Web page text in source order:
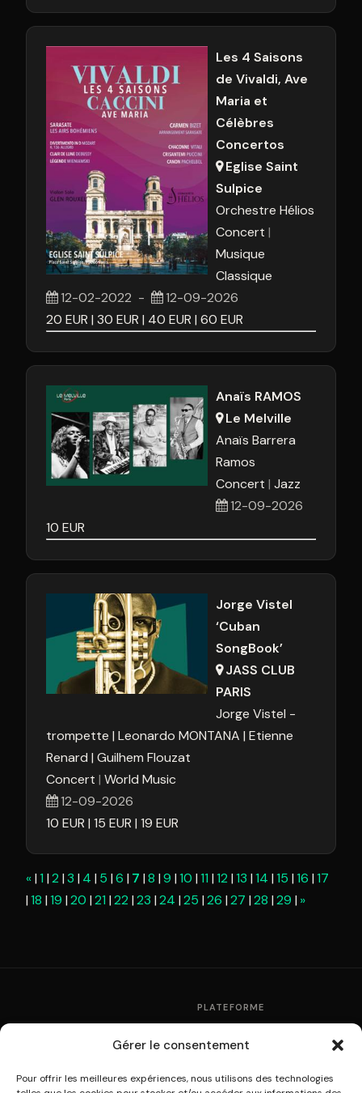
Gérer le consentement
Pour offrir les meilleures expériences, nous utilisons des technologies
Les 4 Saisons
de Vivaldi, Ave
Maria et
Célèbres
Concertos
Eglise Saint
Sulpice
Orchestre Hélios
Concert
Musique
Classique
12-02-2022 -
12-09-2026
20 EUR 30 EUR 40 EUR 60 EUR
Anaïs RAMOS
Le Melville
Anaïs Barrera
Ramos
Concert Jazz
12-09-2026
10 EUR
Jorge Vistel
‘Cuban
SongBook’
JASS CLUB
PARIS
Jorge Vistel -
trompette Leonardo MONTANA Etienne
Renard Guilhem Flouzat
Concert World Music
12-09-2026
10 EUR 15 EUR 19 EUR
« 1 2 3 4 5 6 7 8 9 10 11 12 13 14 15 16 17
18 19 20 21 22 23 24 25 26 27 28 29 »
PLATEFORME
Fonctionnement
Tarifs